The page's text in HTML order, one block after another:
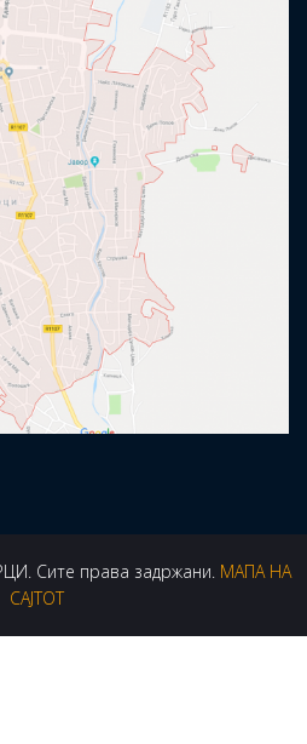
Сите права задржани. МАПА НА
САЈТОТ